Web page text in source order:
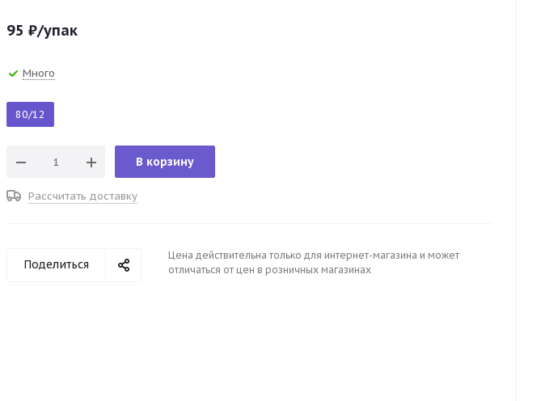
95 ₽/упак
Много
80/12
В корзину
Рассчитать доставку
Поделиться
Цена действительна только для интернет-магазина и может
отличаться от цен в розничных магазинах